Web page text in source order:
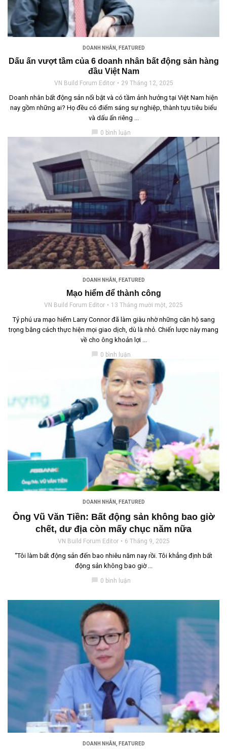
DOANH NHÂN FEATURED
Dấu ấn vượt tầm của 6 doanh nhân bất động sản hàng
đầu Việt Nam
VN Build Forum Editor 29 Tháng 12, 2025
Doanh nhân bất động sản nổi bật và có tầm ảnh hưởng tại Việt Nam hiện
nay gồm những ai? Họ đều có điểm sáng sự nghiệp, thành tựu tiêu biểu
và dấu ấn riêng ...
0 bình luận
DOANH NHÂN FEATURED
Mạo hiểm để thành công
VN Build Forum Editor 13 Tháng mười một, 2025
Tỷ phú ưa mạo hiểm Larry Connor đã làm giàu nhờ những căn hộ sang
trọng bằng cách thực hiện mọi giao dịch, dù là nhỏ. Chiến lược này mang
về cho ông khoản lợi ...
chat_bubble 0 bình luận
DOANH NHÂN, FEATURED
Ông Vũ Văn Tiền: Bất động sản không bao giờ
chết, dư địa còn mấy chục năm nữa
VN Build Forum Editor 6 Tháng 9, 2025
“Tôi làm bất động sản đến bao nhiêu năm nay rồi. Tôi khẳng định bất
động sản không bao giờ ...
chat_bubble 0 bình luận
DOANH NHÂN FEATURED